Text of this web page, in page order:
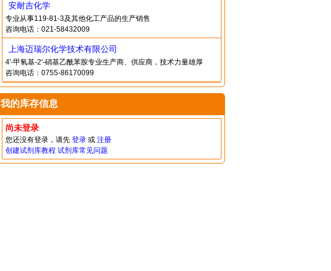
安耐吉化学
专业从事119-81-3及其他化工产品的生产销售
咨询电话：021-58432009
上海迈瑞尔化学技术有限公司
4'-甲氧基-2'-硝基乙酰苯胺专业生产商、供应商，技术力量雄厚
咨询电话：0755-86170099
我的库存信息
尚未登录
您还没有登录，请先 登录或 注册
创建试剂库教程 试剂库常见问题